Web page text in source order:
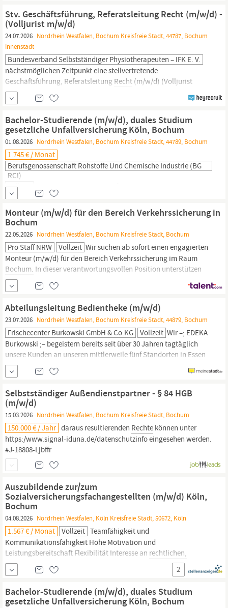
Assistenz zur Erlangung, Sicherung und Verwirklichung sozialer
Teilhabe von Menschen mit einer Doppeldiagnose...
Stv. Geschäftsführung, Referatsleitung Recht (m/w/d) -
(Volljurist m/w/d)
24.07.2026 Nordrhein Westfalen, Bochum Kreisfreie Stadt, 44787, Bochum
Innenstadt
Bundesverband Selbstständiger Physiotherapeuten – IFK E. V.
nächstmöglichen Zeitpunkt eine stellvertretende
Geschäftsführung, Referatsleitung Recht (m/w/d) (Volljurist
m/w/d) in Vollzeit für unsere Geschäftsstelle in
ist unbefristet. Ihre Aufgaben: Im Team mit dem Geschäftsführer
sind Sie Ansprechpartner für alle Kolleginnen und Kollegen der
Geschäftsstelle. Sie verantworten...
Bachelor-Studierende (m/w/d), duales Studium
gesetzliche Unfallversicherung Köln, Bochum
01.08.2026 Nordrhein Westfalen, Bochum Kreisfreie Stadt, 44789, Bochum
1.745 € / Monat
Berufsgenossenschaft Rohstoffe Und Chemische Industrie (BG
RCI)
Vollzeit
Mitgliedsbetriebe und 1,5 Millionen Versicherte in ganz
Deutschland. Zum 1. Oktober 2027 vergeben wir an unseren
Standorten inBochumoder Köln Studienplätze (m/w/d) im
dualen Bachelor-Studiengang (B.A.) gesetzliche
Unfallversicherung -Recht,Rehabilitation und Verwaltung
Überblick:
Monteur (m/w/d) für den Bereich Verkehrssicherung in
Bochum
22.05.2026 Nordrhein Westfalen, Bochum Kreisfreie Stadt, Bochum
Pro Staff NRW Vollzeit Wir suchen ab sofort einen engagierten
Monteur (m/w/d) für den Bereich Verkehrssicherung im Raum
Bochum. In dieser verantwortungsvollen Position unterstützen
Sie unser Team bei der fachgerechten Sicherstellung und
Absicherung von Baustellen und Straßenverkehrsmaßnahmen
IHRE AUFGABEN:: Gemeinsam mit dem Team und dem mobilen
Einsatzzug
Abteilungsleitung Bedientheke (m/w/d)
23.07.2026 Nordrhein Westfalen, Bochum Kreisfreie Stadt, 44879, Bochum
Frischecenter Burkowski GmbH & Co.KG Vollzeit Wir –; EDEKA
Burkowski ;– begeistern bereits seit über 30 Jahren tagtäglich
unsere Kunden an unseren mittlerweile fünf Standorten in Essen
und
mit Leidenschaft und Einsatz getreu unserem Motto
;Genießen mit Freunden“. Um unsere weiteren Ziele zu erreichen,
unserem Erfolg arbeiten und...
Selbstständiger Außendienstpartner - § 84 HGB
(m/w/d)
15.03.2026 Nordrhein Westfalen, Bochum Kreisfreie Stadt, Bochum
150.000 € / Jahr daraus resultierenden Rechte können unter
https:/www.signal-iduna.de/datenschutzinfo eingesehen werden.
#J-18808-Ljbffr
Auszubildende zur/zum
Sozialversicherungsfachangestellten (m/w/d) Köln,
Bochum
04.08.2026 Nordrhein Westfalen, Köln Kreisfreie Stadt, 50672, Köln
1.567 € / Monat Vollzeit Teamfähigkeit und
Kommunikationsfähigkeit Hohe Motivation und
Leistungsbereitschaft Flexibilität Interesse an rechtlichen,
wirtschaftlichen und sozialen Themen Darauf können Sie sich
freuen: Eine vielseitige dreijährige Ausbildung, die die Bereiche
und Medizin miteinander verbindet Qualifizierte Betreuer/-
innen, die Ihnen mit all...
2
Bachelor-Studierende (m/w/d), duales Studium
gesetzliche Unfallversicherung Köln, Bochum